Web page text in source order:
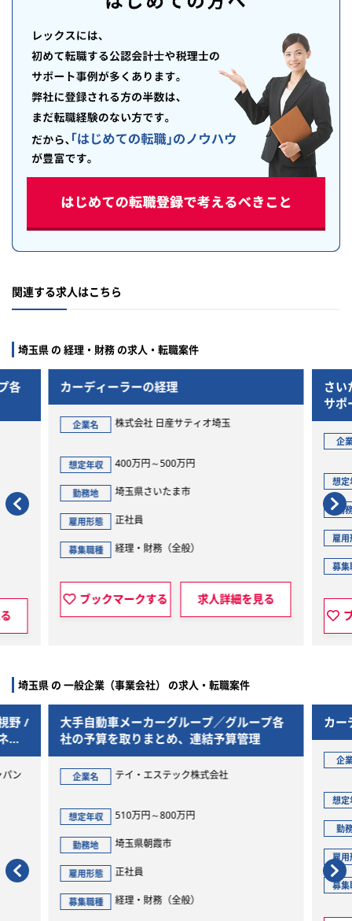
関連する求人はこちら
埼玉県 の 経理・財務 の求人・転職案件
各 カーディーラーの経理
企業名 株式会社 日産サティオ埼玉
想定年収 400万円～500万円
勤務地 埼玉県さいたま市
雇用形態 正社員
募集職種 経理・財務（全般）
ブックマークする 求人詳細を見る
さい
サポ
迎
企
想定
勤
雇用
募集
埼玉県 の 一般企業（事業会社） の求人・転職案件
野 /
ー
パン
大手自動車メーカーグループ／グループ各
社の予算を取りまとめ、連結予算管理
企業名 テイ・エステック株式会社
想定年収 510万円～800万円
勤務地 埼玉県朝霞市
雇用形態 正社員
募集職種 経理・財務（全般）
カー
企
想定
勤
雇用
募集